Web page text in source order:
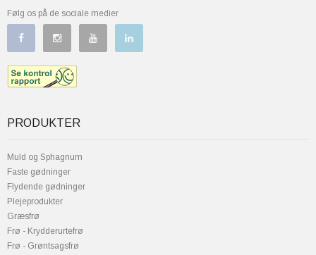
Følg os på de sociale medier
PRODUKTER
Muld og Sphagnum
Faste gødninger
Flydende gødninger
Plejeprodukter
Græsfrø
Frø - Krydderurtefrø
Frø - Grøntsagsfrø